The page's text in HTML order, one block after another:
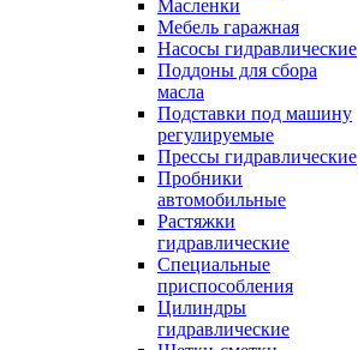
Масленки
Мебель гаражная
Насосы гидравлические
Поддоны для сбора
масла
Подставки под машину
регулируемые
Прессы гидравлические
Пробники
автомобильные
Растяжки
гидравлические
Специальные
приспособления
Цилиндры
гидравлические